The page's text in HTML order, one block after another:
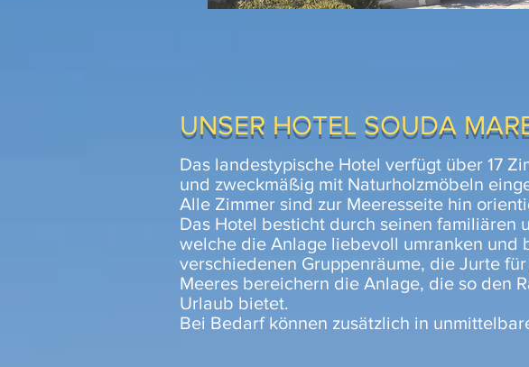
Das landestypische Hotel verfügt über 17
und zweckmäßig mit Naturholzmöbeln
Alle Zimmer sind zur Meeresseite hin
Das Hotel besticht durch seinen familiären
welche die Anlage liebevoll umranken und
verschiedenen Gruppenräume, die Jurte
Meeres bereichern die Anlage, die so den
Urlaub bietet.
Bei Bedarf können zusätzlich in
UNSER HOTEL SOUDA